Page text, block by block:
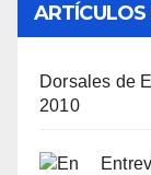
Dorsales de
2010